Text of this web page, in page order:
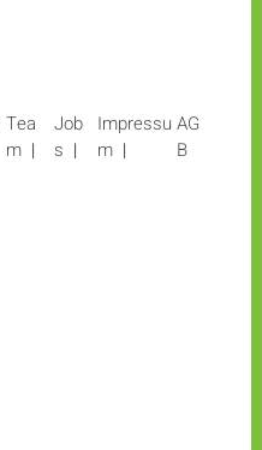
Tea
m
Job
s
Impressu
m
AG
B